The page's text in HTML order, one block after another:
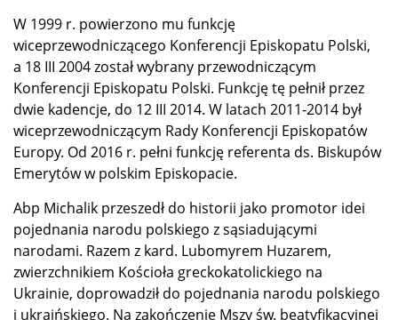
W 1999 r. powierzono mu funkcję
wiceprzewodniczącego Konferencji Episkopatu Polski,
a 18 III 2004 został wybrany przewodniczącym
Konferencji Episkopatu Polski. Funkcję tę pełnił przez
dwie kadencje, do 12 III 2014. W latach 2011‑2014 był
wiceprzewodniczącym Rady Konferencji Episkopatów
Europy. Od 2016 r. pełni funkcję referenta ds. Biskupów
Emerytów w polskim Episkopacie.
Abp Michalik przeszedł do historii jako promotor idei
pojednania narodu polskiego z sąsiadującymi
narodami. Razem z kard. Lubomyrem Huzarem,
zwierzchnikiem Kościoła greckokatolickiego na
Ukrainie, doprowadził do pojednania narodu polskiego
i ukraińskiego. Na zakończenie Mszy św. beatyfikacyjnej